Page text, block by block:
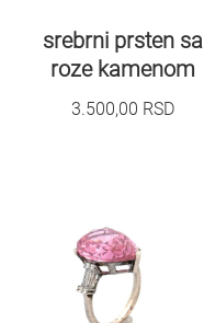
srebrni prsten sa
roze kamenom
3.500,00 RSD